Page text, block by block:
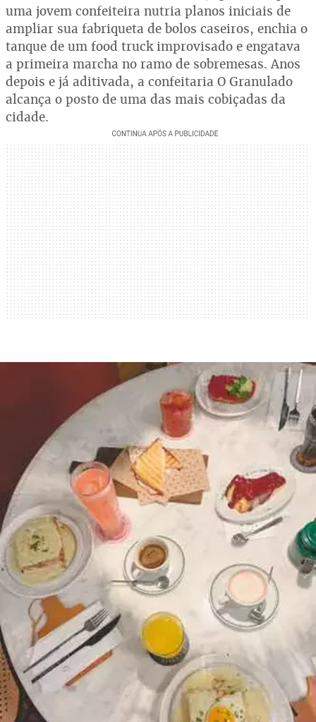
uma jovem confeiteira nutria planos iniciais de
ampliar sua fabriqueta de bolos caseiros, enchia o
tanque de um food truck improvisado e engatava
a primeira marcha no ramo de sobremesas. Anos
depois e já aditivada, a confeitaria O Granulado
alcança o posto de uma das mais cobiçadas da
cidade.